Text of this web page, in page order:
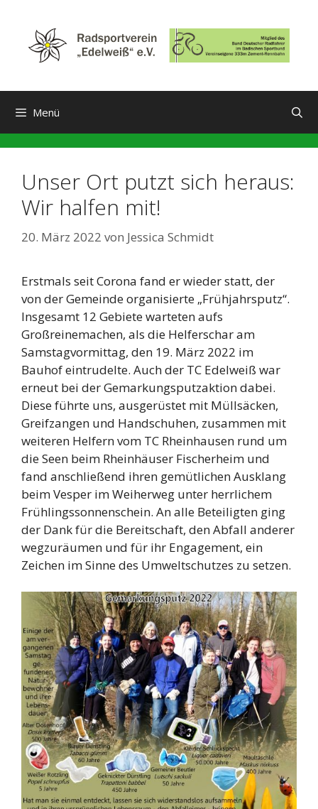
springen
Menü
Unser Ort putzt sich heraus:
Wir halfen mit!
20. März 2022 von Jessica Schmidt
Erstmals seit Corona fand er wieder statt, der
von der Gemeinde organisierte „Frühjahrsputz“.
Insgesamt 12 Gebiete warteten aufs
Großreinemachen, als die Helferschar am
Samstagvormittag, den 19. März 2022 im
Bauhof eintrudelte. Auch der TC Edelweiß war
erneut bei der Gemarkungsputzaktion dabei.
Diese führte uns, ausgerüstet mit Müllsäcken,
Greifzangen und Handschuhen, zusammen mit
weiteren Helfern vom TC Rheinhausen rund um
die Seen beim Rheinhäuser Fischerheim und
fand anschließend ihren gemütlichen Ausklang
beim Vesper im Weiherweg unter herrlichem
Frühlingssonnenschein. An alle Beteiligten ging
der Dank für die Bereitschaft, den Abfall anderer
wegzuräumen und für ihr Engagement, ein
Zeichen im Sinne des Umweltschutzes zu setzen.